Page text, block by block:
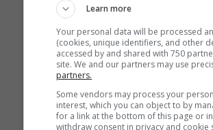
Learn more
Your personal data will be processed
(cookies, unique identifiers, and other
accessed by and shared with 750
site. We and our partners may use
partners.
Some vendors may process your
interest, which you can object to by
for a link at the bottom of this page or
withdraw consent in privacy and cookie